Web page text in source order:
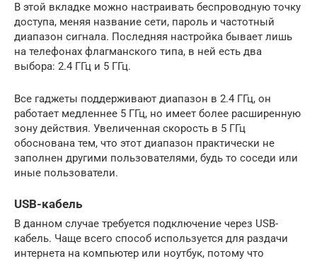
В этой вкладке можно настраивать беспроводную точку
доступа, меняя название сети, пароль и частотный
диапазон сигнала. Последняя настройка бывает лишь
на телефонах флагманского типа, в ней есть два
выбора: 2.4 ГГц и 5 ГГц.
Все гаджеты поддерживают диапазон в 2.4 ГГц, он
работает медленнее 5 ГГц, но имеет более расширенную
зону действия. Увеличенная скорость в 5 ГГц
обоснована тем, что этот диапазон практически не
заполнен другими пользователями, будь то соседи или
иные пользователи.
USB-кабель
В данном случае требуется подключение через USB-
кабель. Чаще всего способ используется для раздачи
интернета на компьютер или ноутбук, потому что